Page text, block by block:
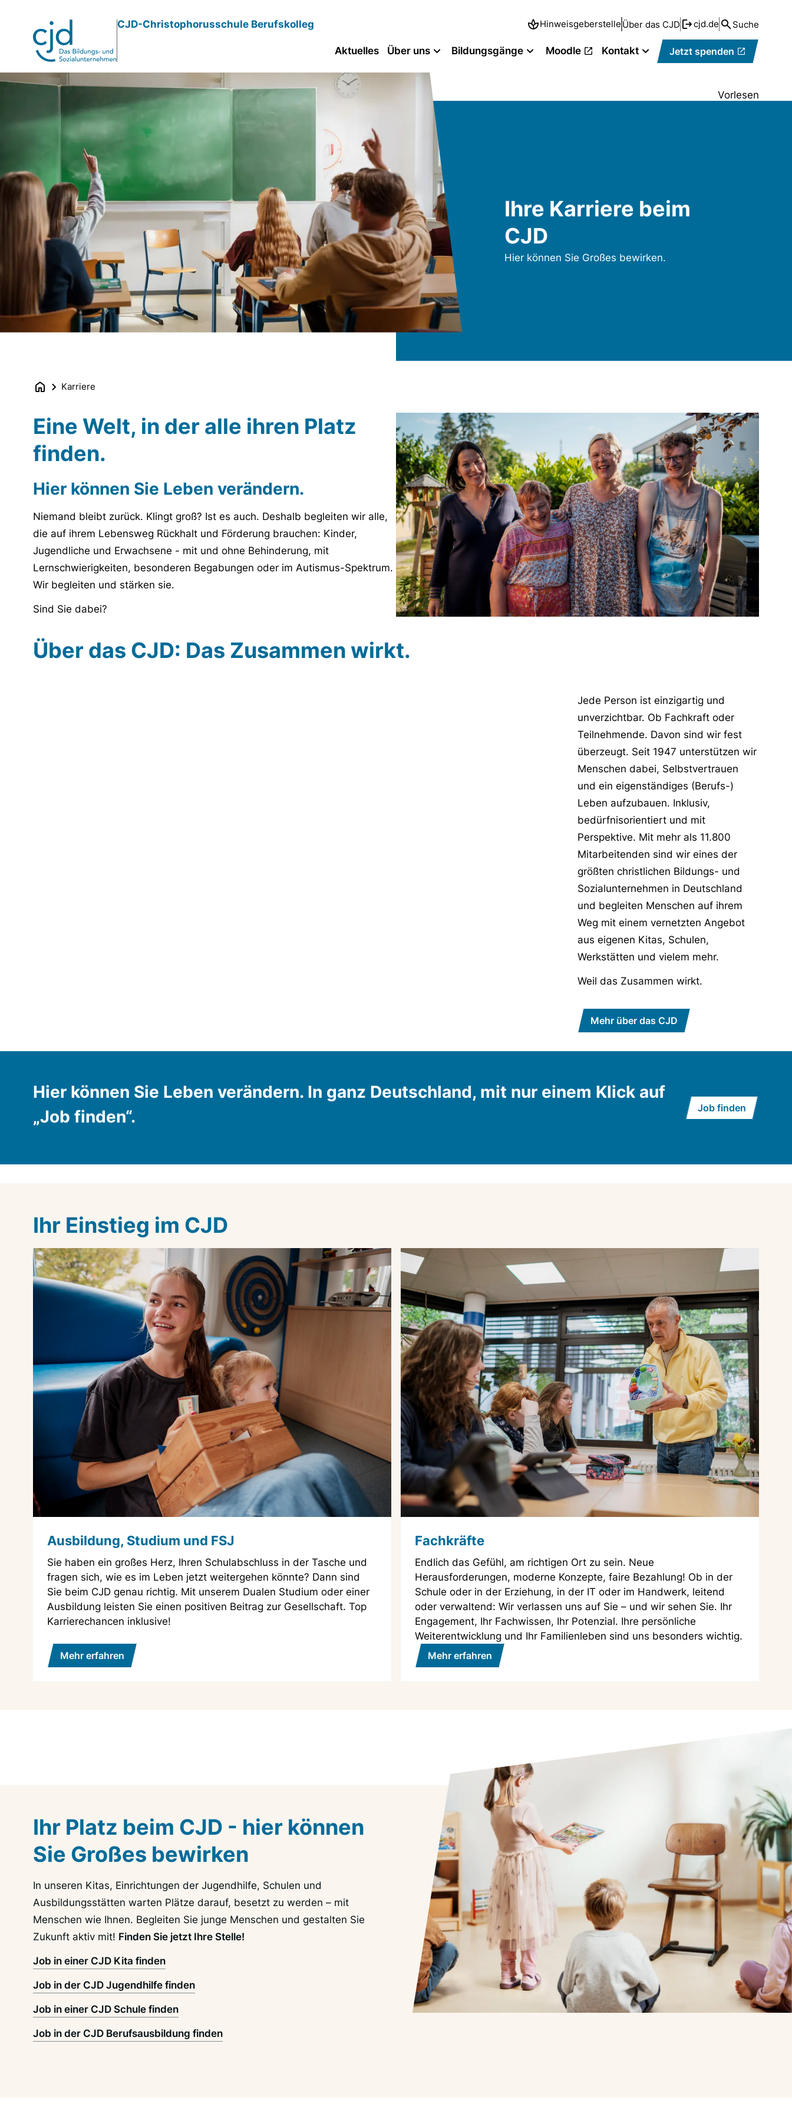
CJD-Christophorusschule Berufskolleg Hinweisgeberstelle Über das CJD cjd.de Suche
Jetzt spenden
Aktuelles Über uns Bildungsgänge Moodle Kontakt
Vorlesen
Ihre Karriere beim
CJD
Hier können Sie Großes bewirken.
Karriere
Eine Welt, in der alle ihren Platz
finden.
Hier können Sie Leben verändern.
Niemand bleibt zurück. Klingt groß? Ist es auch. Deshalb begleiten wir alle,
die auf ihrem Lebensweg Rückhalt und Förderung brauchen: Kinder,
Jugendliche und Erwachsene - mit und ohne Behinderung, mit
Lernschwierigkeiten, besonderen Begabungen oder im Autismus-Spektrum.
Wir begleiten und stärken sie.
Sind Sie dabei?
Über das CJD: Das Zusammen wirkt.
Jede Person ist einzigartig und
unverzichtbar. Ob Fachkraft oder
Teilnehmende. Davon sind wir fest
überzeugt. Seit 1947 unterstützen wir
Menschen dabei, Selbstvertrauen
und ein eigenständiges (Berufs-)
Leben aufzubauen. Inklusiv,
bedürfnisorientiert und mit
Perspektive. Mit mehr als 11.800
Mitarbeitenden sind wir eines der
größten christlichen Bildungs- und
Sozialunternehmen in Deutschland
und begleiten Menschen auf ihrem
Weg mit einem vernetzten Angebot
aus eigenen Kitas, Schulen,
Werkstätten und vielem mehr.
Weil das Zusammen wirkt.
Mehr über das CJD
Hier können Sie Leben verändern. In ganz Deutschland, mit nur einem Klick auf
„Job finden“.
Job finden
Ihr Einstieg im CJD
Ausbildung, Studium und FSJ
Sie haben ein großes Herz, Ihren Schulabschluss in der Tasche und
fragen sich, wie es im Leben jetzt weitergehen könnte? Dann sind
Sie beim CJD genau richtig. Mit unserem Dualen Studium oder einer
Ausbildung leisten Sie einen positiven Beitrag zur Gesellschaft. Top
Karrierechancen inklusive!
Mehr erfahren
Fachkräfte
Endlich das Gefühl, am richtigen Ort zu sein. Neue
Herausforderungen, moderne Konzepte, faire Bezahlung! Ob in der
Schule oder in der Erziehung, in der IT oder im Handwerk, leitend
oder verwaltend: Wir verlassen uns auf Sie – und wir sehen Sie. Ihr
Engagement, Ihr Fachwissen, Ihr Potenzial. Ihre persönliche
Weiterentwicklung und Ihr Familienleben sind uns besonders wichtig.
Mehr erfahren
Ihr Platz beim CJD - hier können
Sie Großes bewirken
In unseren Kitas, Einrichtungen der Jugendhilfe, Schulen und
Ausbildungsstätten warten Plätze darauf, besetzt zu werden – mit
Menschen wie Ihnen. Begleiten Sie junge Menschen und gestalten Sie
Zukunft aktiv mit! Finden Sie jetzt Ihre Stelle!
Job in einer CJD Kita finden
Job in der CJD Jugendhilfe finden
Job in einer CJD Schule finden
Job in der CJD Berufsausbildung finden